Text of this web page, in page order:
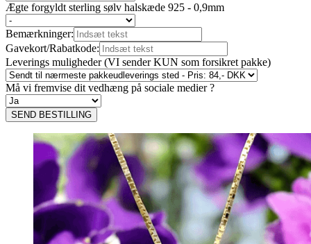
Ægte forgyldt sterling sølv halskæde 925 - 0,9mm
Bemærkninger:
Gavekort/Rabatkode:
Leverings muligheder (VI sender KUN som forsikret pakke)
Må vi fremvise dit vedhæng på sociale medier ?
SEND BESTILLING